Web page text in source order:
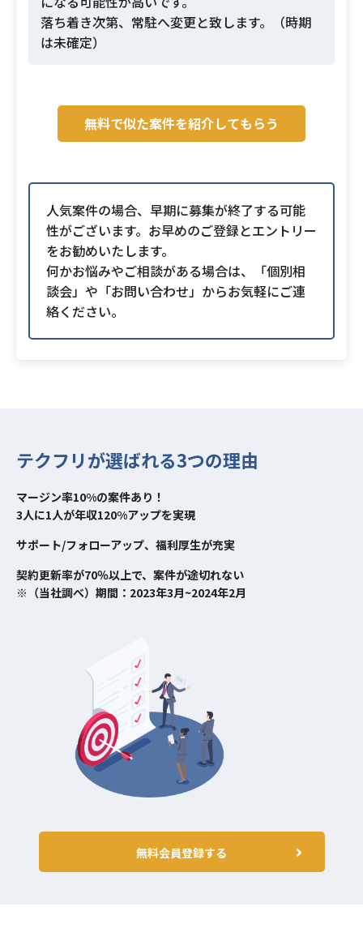
落ち着き次第、常駐へ変更と致します。（時期
は未確定）
無料で似た案件を紹介してもらう
人気案件の場合、早期に募集が終了する可能
性がございます。お早めのご登録とエントリー
をお勧めいたします。
何かお悩みやご相談がある場合は、「個別相
談会」や「お問い合わせ」からお気軽にご連
絡ください。
テクフリが選ばれる3つの理由
マージン率10%の案件あり！
3人に1人が年収120%アップを実現
サポート/フォローアップ、福利厚生が充実
契約更新率が70％以上で、案件が途切れない
※（当社調べ）期間：2023年3月~2024年2月
無料会員登録する